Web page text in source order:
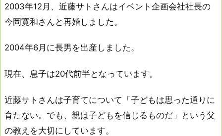
2003年12月、近藤サトさんはイベント企画会社社長の
今岡寛和さんと再婚しました。
2004年6月に長男を出産しました。
現在、息子は20代前半となっています。
近藤サトさんは子育てについて「子どもは思った通りに
育たない。でも、親は子どもを信じるものだ」という父
の教えを大切にしています。